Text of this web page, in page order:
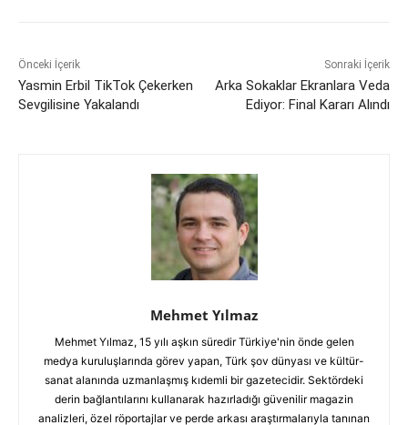
Önceki İçerik
Yasmin Erbil TikTok Çekerken
Sevgilisine Yakalandı
Sonraki İçerik
Arka Sokaklar Ekranlara Veda
Ediyor: Final Kararı Alındı
Mehmet Yılmaz
Mehmet Yılmaz, 15 yılı aşkın süredir Türkiye'nin önde gelen
medya kuruluşlarında görev yapan, Türk şov dünyası ve kültür-
sanat alanında uzmanlaşmış kıdemli bir gazetecidir. Sektördeki
derin bağlantılarını kullanarak hazırladığı güvenilir magazin
analizleri, özel röportajlar ve perde arkası araştırmalarıyla tanınan